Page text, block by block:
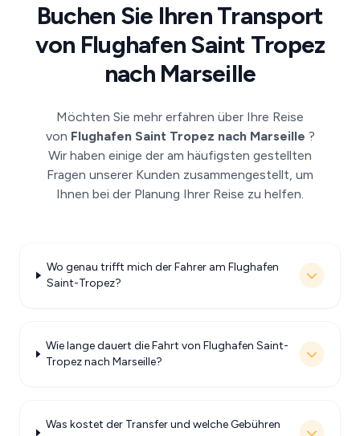
Buchen Sie Ihren Transport
von Flughafen Saint Tropez
nach Marseille
Möchten Sie mehr erfahren über Ihre Reise
von Flughafen Saint Tropez nach Marseille ?
Wir haben einige der am häufigsten gestellten
Fragen unserer Kunden zusammengestellt, um
Ihnen bei der Planung Ihrer Reise zu helfen.
Wo genau trifft mich der Fahrer am Flughafen
Saint-Tropez?
Wie lange dauert die Fahrt von Flughafen Saint-
Tropez nach Marseille?
Was kostet der Transfer und welche Gebühren